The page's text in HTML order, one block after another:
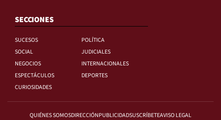
SECCIONES
SUCESOS
POLÍTICA
SOCIAL
JUDICIALES
NEGOCIOS
INTERNACIONALES
ESPECTÁCULOS
DEPORTES
CURIOSIDADES
QUIÉNES SOMOSDIRECCIÓNPUBLICIDADSUSCRÍBETEAVISO LEGAL